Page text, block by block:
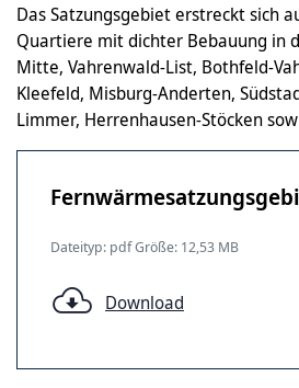
Das Satzungsgebiet erstreckt sich
Quartiere mit dichter Bebauung in
Mitte, Vahrenwald-List, Bothfeld-
Kleefeld, Misburg-Anderten,
Limmer, Herrenhausen-Stöcken
Dateityp: pdf Größe: 12,53 MB
Download